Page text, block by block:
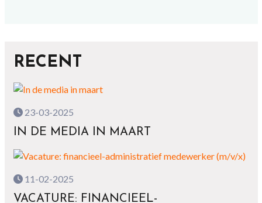
RECENT
23-03-2025
IN DE MEDIA IN MAART
11-02-2025
VACATURE: FINANCIEEL-